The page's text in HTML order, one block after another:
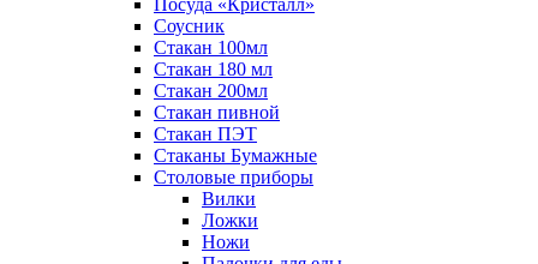
Посуда «Кристалл»
Соусник
Стакан 100мл
Стакан 180 мл
Стакан 200мл
Стакан пивной
Стакан ПЭТ
Стаканы Бумажные
Столовые приборы
Вилки
Ложки
Ножи